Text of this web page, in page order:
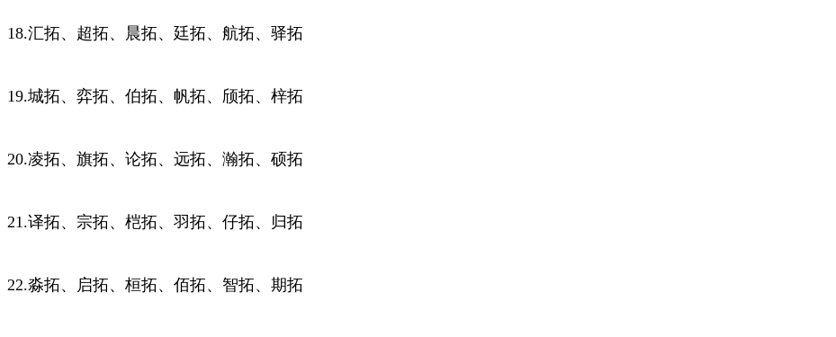
18.汇拓、超拓、晨拓、廷拓、航拓、驿拓
19.城拓、弈拓、伯拓、帆拓、颀拓、梓拓
20.凌拓、旗拓、论拓、远拓、瀚拓、硕拓
21.译拓、宗拓、桤拓、羽拓、仔拓、归拓
22.淼拓、启拓、桓拓、佰拓、智拓、期拓